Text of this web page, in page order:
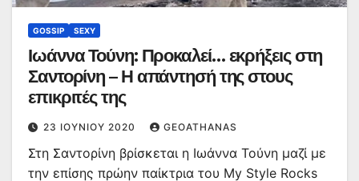
GOSSIP SEXY
Ιωάννα Τούνη: Προκαλεί… εκρήξεις στη
Σαντορίνη – Η απάντησή της στους
επικριτές της
23 ΙΟΥΝΊΟΥ 2020 GEOATHANAS
Στη Σαντορίνη βρίσκεται η Ιωάννα Τούνη μαζί με
την επίσης πρώην παίκτρια του My Style Rocks